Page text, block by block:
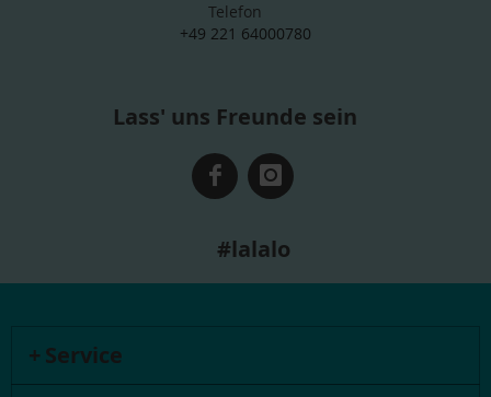
Telefon
+49 221 64000780
Lass' uns Freunde sein
#lalalo
Service